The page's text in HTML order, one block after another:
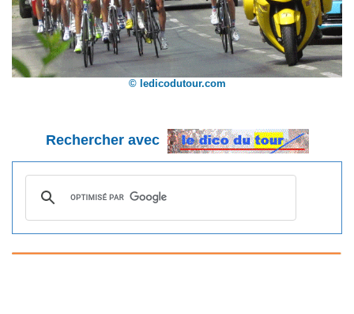
© ledicodutour.com
Rechercher avec